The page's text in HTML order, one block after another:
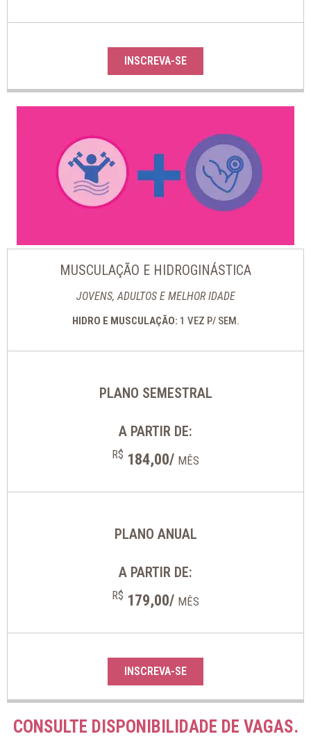
INSCREVA-SE
MUSCULAÇÃO E HIDROGINÁSTICA
JOVENS, ADULTOS E MELHOR IDADE
HIDRO E MUSCULAÇÃO: 1 VEZ P/ SEM.
PLANO SEMESTRAL
A PARTIR DE:
R$ 184,00/ MÊS
PLANO ANUAL
A PARTIR DE:
R$ 179,00/ MÊS
INSCREVA-SE
CONSULTE DISPONIBILIDADE DE VAGAS.